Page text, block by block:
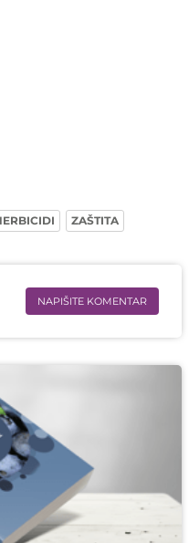
ZAŠTITA
NAPIŠITE KOMENTAR